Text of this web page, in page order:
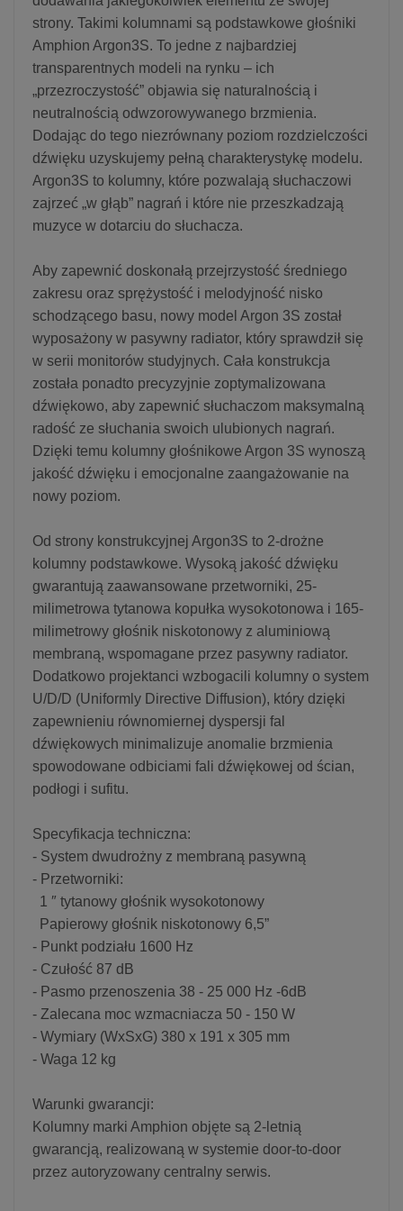
strony. Takimi kolumnami są podstawkowe głośniki
Amphion Argon3S. To jedne z najbardziej
transparentnych modeli na rynku – ich
„przezroczystość” objawia się naturalnością i
neutralnością odwzorowywanego brzmienia.
Dodając do tego niezrównany poziom rozdzielczości
dźwięku uzyskujemy pełną charakterystykę modelu.
Argon3S to kolumny, które pozwalają słuchaczowi
zajrzeć „w głąb” nagrań i które nie przeszkadzają
muzyce w dotarciu do słuchacza.
Aby zapewnić doskonałą przejrzystość średniego
zakresu oraz sprężystość i melodyjność nisko
schodzącego basu, nowy model Argon 3S został
wyposażony w pasywny radiator, który sprawdził się
w serii monitorów studyjnych. Cała konstrukcja
została ponadto precyzyjnie zoptymalizowana
dźwiękowo, aby zapewnić słuchaczom maksymalną
radość ze słuchania swoich ulubionych nagrań.
Dzięki temu kolumny głośnikowe Argon 3S wynoszą
jakość dźwięku i emocjonalne zaangażowanie na
nowy poziom.
Od strony konstrukcyjnej Argon3S to 2-drożne
kolumny podstawkowe. Wysoką jakość dźwięku
gwarantują zaawansowane przetworniki, 25-
milimetrowa tytanowa kopułka wysokotonowa i 165-
milimetrowy głośnik niskotonowy z aluminiową
membraną, wspomagane przez pasywny radiator.
Dodatkowo projektanci wzbogacili kolumny o system
U/D/D (Uniformly Directive Diffusion), który dzięki
zapewnieniu równomiernej dyspersji fal
dźwiękowych minimalizuje anomalie brzmienia
spowodowane odbiciami fali dźwiękowej od ścian,
podłogi i sufitu.
Specyfikacja techniczna:
- System dwudrożny z membraną pasywną
- Przetworniki:
1 ″ tytanowy głośnik wysokotonowy
Papierowy głośnik niskotonowy 6,5”
- Punkt podziału 1600 Hz
- Czułość 87 dB
- Pasmo przenoszenia 38 - 25 000 Hz -6dB
- Zalecana moc wzmacniacza 50 - 150 W
- Wymiary (WxSxG) 380 x 191 x 305 mm
- Waga 12 kg
Warunki gwarancji:
Kolumny marki Amphion objęte są 2-letnią
gwarancją, realizowaną w systemie door-to-door
przez autoryzowany centralny serwis.